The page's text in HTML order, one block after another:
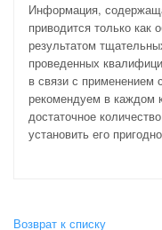
Информация,
приводится только
результатом
проведенных
в связи с
рекомендуем в каждом
достаточное
установить его
Возврат к списку